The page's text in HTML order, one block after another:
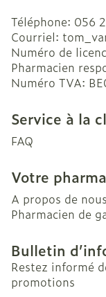
Téléphone: 056
Courriel:
Numéro de
Pharmacien
Numéro TVA:
Service à la
FAQ
Votre
A propos de nous
Pharmacien de
Bulletin
Restez informé
promotions